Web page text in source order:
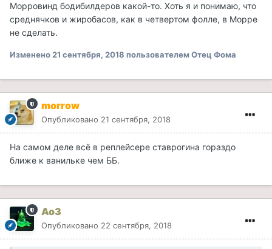
Морровинд бодибилдеров какой-то. Хоть я и понимаю, что
среднячков и жиробасов, как в четвертом фолле, в Морре
не сделать.
Изменено21 сентября, 2018 пользователем Отец Фома
morrow
Опубликовано 21 сентября, 2018
На самом деле всё в реплейсере ставрогина гораздо
ближе к ванильке чем ББ.
Ao3
Опубликовано 22 сентября, 2018